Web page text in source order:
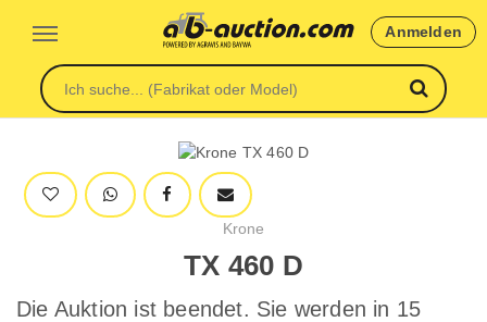
Anmelden
Krone
TX 460 D
Die Auktion ist beendet. Sie werden in 15